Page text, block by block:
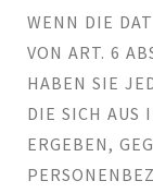
WENN DIE
VON ART. 6
HABEN SIE
DIE SICH AUS
ERGEBEN,